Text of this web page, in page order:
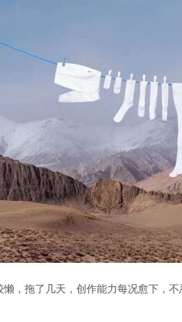
懒，拖了几天，创作能力每况愈下，